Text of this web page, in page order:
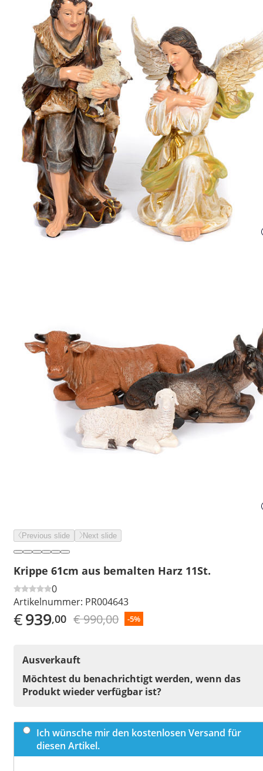
Previous slide Next slide
Krippe 61cm aus bemalten Harz 11St.
0
Artikelnummer: PR004643
€939,00 € 990,00 -5%
Ausverkauft
Möchtest du benachrichtigt werden, wenn das
Produkt wieder verfügbar ist?
Ich wünsche mir den kostenlosen Versand für
diesen Artikel.